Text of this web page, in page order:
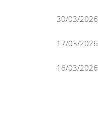
30/03/2026
17/03/2026
16/03/2026